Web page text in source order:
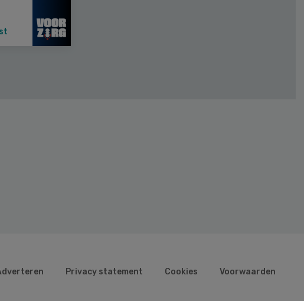
Privacy statement Cookies Voorwaarden